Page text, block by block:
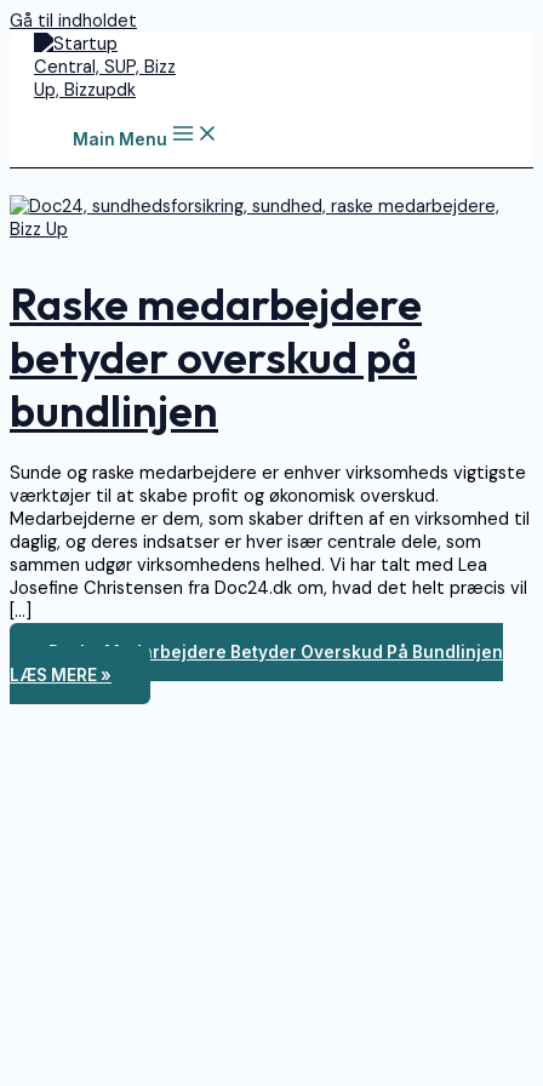
Gå til indholdet
Main Menu
Raske medarbejdere
betyder overskud på
bundlinjen
Sunde og raske medarbejdere er enhver virksomheds vigtigste
værktøjer til at skabe profit og økonomisk overskud.
Medarbejderne er dem, som skaber driften af en virksomhed til
daglig, og deres indsatser er hver især centrale dele, som
sammen udgør virksomhedens helhed. Vi har talt med Lea
Josefine Christensen fra Doc24.dk om, hvad det helt præcis vil
[…]
Raske Medarbejdere Betyder Overskud På Bundlinjen
LÆS MERE »